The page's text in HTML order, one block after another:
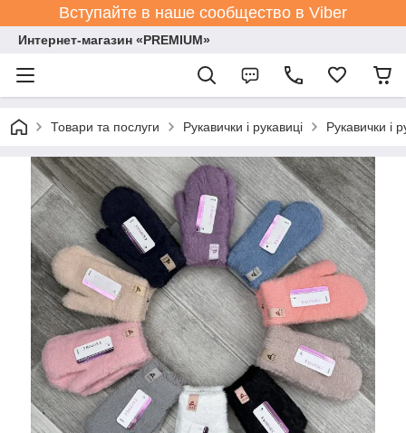
Вступайте в наше сообщество в Viber
Интернет-магазин «PREMIUM»
Товари та послуги Рукавички і рукавиці Рукавички і